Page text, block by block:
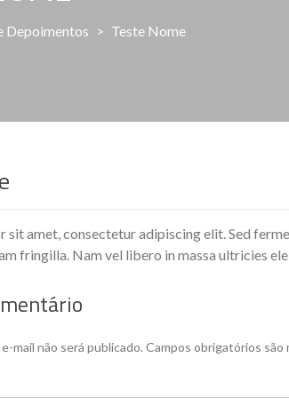
Depoimentos > Teste Nome
sit amet, consectetur adipiscing elit. Sed
fringilla. Nam vel libero in massa ultricies
mail não será publicado. Campos obrigatórios são